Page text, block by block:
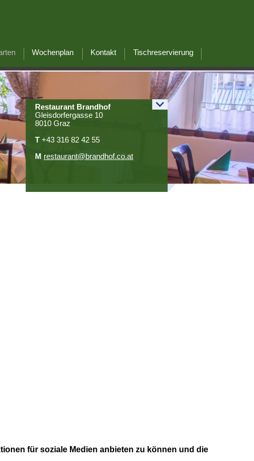
Wochenplan Kontakt Tischreservierung
Restaurant Brandhof
Gleisdorfergasse 10
8010 Graz
T +43 316 82 42 55
M restaurant@brandhof.co.at
für soziale Medien anbieten zu können und die